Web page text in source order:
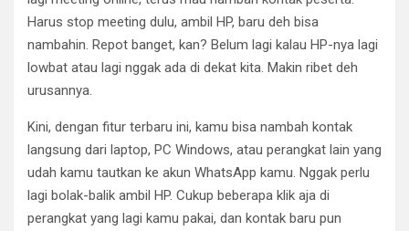
Harus stop meeting dulu, ambil HP, baru deh bisa
nambahin. Repot banget, kan? Belum lagi kalau HP-nya lagi
lowbat atau lagi nggak ada di dekat kita. Makin ribet deh
urusannya.
Kini, dengan fitur terbaru ini, kamu bisa nambah kontak
langsung dari laptop, PC Windows, atau perangkat lain yang
udah kamu tautkan ke akun WhatsApp kamu. Nggak perlu
lagi bolak-balik ambil HP. Cukup beberapa klik aja di
perangkat yang lagi kamu pakai, dan kontak baru pun